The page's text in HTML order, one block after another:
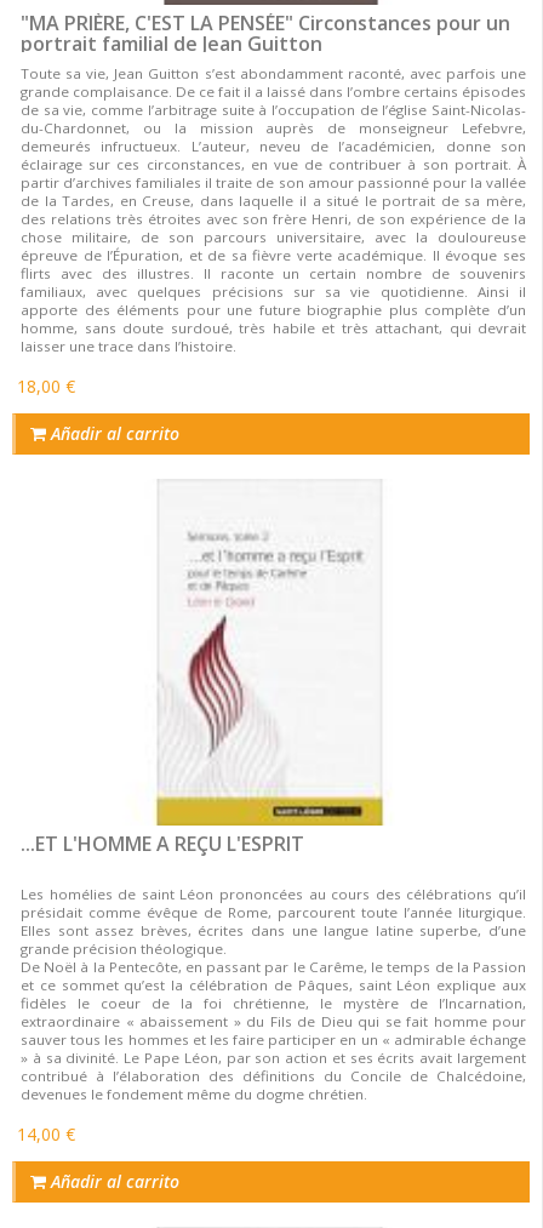
"MA PRIÈRE, C'EST LA PENSÉE" Circonstances pour un
portrait familial de Jean Guitton
Toute sa vie, Jean Guitton s’est abondamment raconté, avec parfois une
grande complaisance. De ce fait il a laissé dans l’ombre certains épisodes
de sa vie, comme l’arbitrage suite à l’occupation de l’église Saint-Nicolas-
du-Chardonnet, ou la mission auprès de monseigneur Lefebvre,
demeurés infructueux. L’auteur, neveu de l’académicien, donne son
éclairage sur ces circonstances, en vue de contribuer à son portrait. À
partir d’archives familiales il traite de son amour passionné pour la vallée
de la Tardes, en Creuse, dans laquelle il a situé le portrait de sa mère,
des relations très étroites avec son frère Henri, de son expérience de la
chose militaire, de son parcours universitaire, avec la douloureuse
épreuve de l’Épuration, et de sa fièvre verte académique. Il évoque ses
flirts avec des illustres. Il raconte un certain nombre de souvenirs
familiaux, avec quelques précisions sur sa vie quotidienne. Ainsi il
apporte des éléments pour une future biographie plus complète d’un
homme, sans doute surdoué, très habile et très attachant, qui devrait
laisser une trace dans l’histoire.
18,00 €
Añadir al carrito
...ET L'HOMME A REÇU L'ESPRIT
Les homélies de saint Léon prononcées au cours des célébrations qu’il
présidait comme évêque de Rome, parcourent toute l’année liturgique.
Elles sont assez brèves, écrites dans une langue latine superbe, d’une
grande précision théologique.
De Noël à la Pentecôte, en passant par le Carême, le temps de la Passion
et ce sommet qu’est la célébration de Pâques, saint Léon explique aux
fidèles le coeur de la foi chrétienne, le mystère de l’Incarnation,
extraordinaire « abaissement » du Fils de Dieu qui se fait homme pour
sauver tous les hommes et les faire participer en un « admirable échange
» à sa divinité. Le Pape Léon, par son action et ses écrits avait largement
contribué à l’élaboration des définitions du Concile de Chalcédoine,
devenues le fondement même du dogme chrétien.
14,00 €
Añadir al carrito